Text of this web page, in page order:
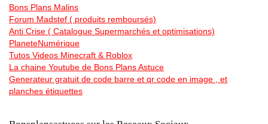
Bons Plans Malins
Forum Madstef ( produits remboursés)
Anti Crise ( Catalogue Supermarchés et optimisations)
PlaneteNumérique
Tutos Videos Minecraft & Roblox
La chaine Youtube de Bons Plans Astuce
Generateur gratuit de code barre et qr code en image , et
planches étiquettes